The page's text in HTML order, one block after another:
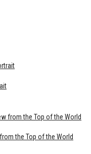
from the Top of the World